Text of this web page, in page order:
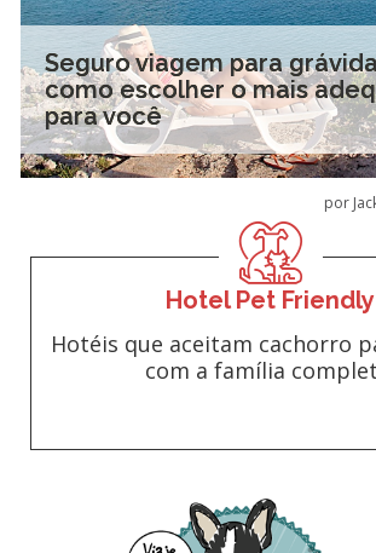
Seguro viagem para
como escolher o mais
para você
por
Hotel Pet Friendly
Hotéis que aceitam cachorro
com a família